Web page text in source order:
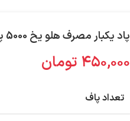
پاد یکبار مصرف هلو یخ 5000 پاف ران فری
۴۵۰,۰۰۰ تومان
تعداد پاف